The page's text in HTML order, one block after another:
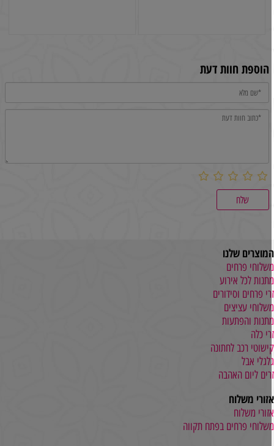
הוספת חוות דעת
שלנו
פרחים
לכל אירוע
פרחים וסידורים
עציצים
והפתעות
כלה
רכב לחתונה
אבל
ליום האהבה
משלוח
משלוח
פרחים בפתח תקווה